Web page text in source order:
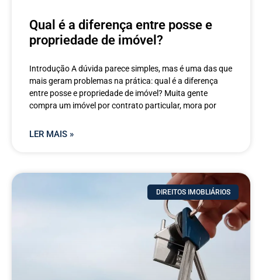
Qual é a diferença entre posse e
propriedade de imóvel?
Introdução A dúvida parece simples, mas é uma das que
mais geram problemas na prática: qual é a diferença
entre posse e propriedade de imóvel? Muita gente
compra um imóvel por contrato particular, mora por
LER MAIS »
DIREITOS IMOBLIÁRIOS